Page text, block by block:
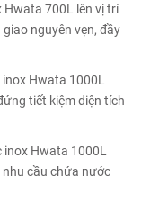
700L lên vị trí
nguyên vẹn, đầy
Hwata 1000L
tiết kiệm diện tích
inox Hwata 1000L
nhu cầu chứa nước